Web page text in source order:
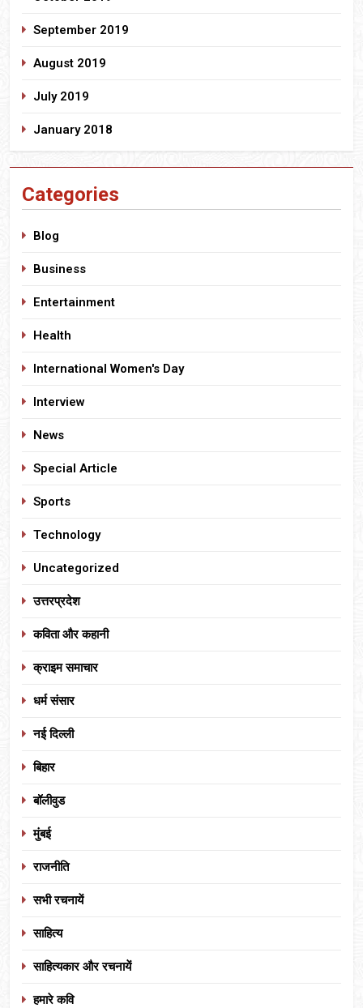
September 2019
August 2019
July 2019
January 2018
Categories
Blog
Business
Entertainment
Health
International Women's Day
Interview
News
Special Article
Sports
Technology
Uncategorized
उत्तरप्रदेश
कविता और कहानी
क्राइम समाचार
धर्म संसार
नई दिल्ली
बिहार
बॉलीवुड
मुंबई
राजनीति
सभी रचनायें
साहित्य
साहित्यकार और रचनायें
हमारे कवि